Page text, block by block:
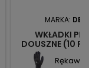
MARKA:
WKŁADKI
DOUSZNE (10